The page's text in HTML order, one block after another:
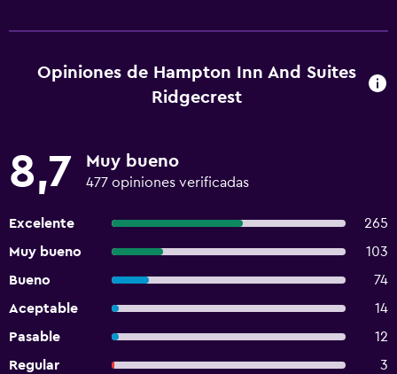
Opiniones de Hampton Inn And Suites
Ridgecrest
8,7 Muy bueno
477 opiniones verificadas
Excelente
265
Muy bueno
103
Bueno
74
Aceptable
14
Pasable
12
Regular
3